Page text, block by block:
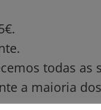
todas as
a maioria